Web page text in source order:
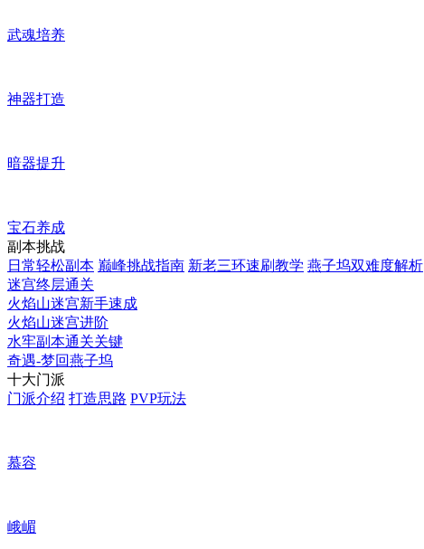
武魂培养
神器打造
暗器提升
宝石养成
副本挑战
日常轻松副本 巅峰挑战指南 新老三环速刷教学 燕子坞双难度解析
迷宫终层通关
火焰山迷宫新手速成
火焰山迷宫进阶
水牢副本通关关键
奇遇-梦回燕子坞
十大门派
门派介绍 打造思路 PVP玩法
慕容
峨嵋